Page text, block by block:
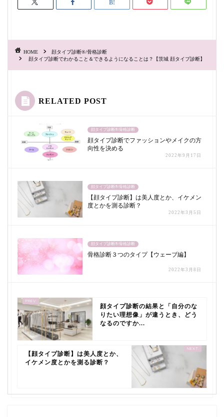
HOME
顔タイプ診断®/骨格診断
顔タイプ診断でわかること＆できるようになることは？【茨城 顔タイプ診断】
RELATED POST
顔タイプ診断®/骨格診断
顔タイプ診断でファッションやメイクの方
向性を決める
2022年9月17日
顔タイプ診断®/骨格診断
【顔タイプ診断】は美人度とか、イケメン
度とかを測る診断？
2022年3月5日
顔タイプ診断®/骨格診断
骨格診断３つのタイプ【ウェーブ編】
2022年3月8日
顔タイプ診断の結果と「自分のな
りたい理想像」が違うとき、どう
なるのですか...
【顔タイプ診断】は美人度とか、
イケメン度とかを測る診断？